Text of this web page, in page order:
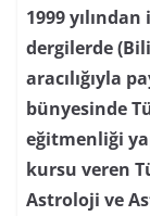
1999
dergilerde
aracılığıyla
bünyesinde
eğitmenliği
kursu veren
Astroloji ve